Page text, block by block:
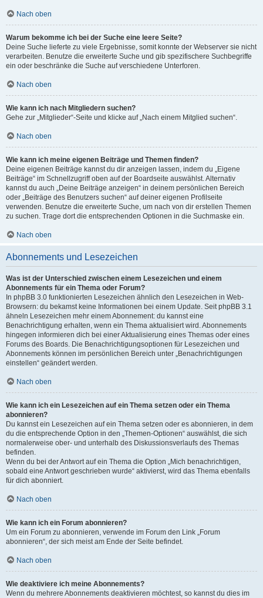
Nach oben
Warum bekomme ich bei der Suche eine leere Seite?
Deine Suche lieferte zu viele Ergebnisse, somit konnte der Webserver sie nicht
verarbeiten. Benutze die erweiterte Suche und gib spezifischere Suchbegriffe
ein oder beschränke die Suche auf verschiedene Unterforen.
Nach oben
Wie kann ich nach Mitgliedern suchen?
Gehe zur „Mitglieder“-Seite und klicke auf „Nach einem Mitglied suchen“.
Nach oben
Wie kann ich meine eigenen Beiträge und Themen finden?
Deine eigenen Beiträge kannst du dir anzeigen lassen, indem du „Eigene
Beiträge“ im Schnellzugriff oben auf der Boardseite auswählst. Alternativ
kannst du auch „Deine Beiträge anzeigen“ in deinem persönlichen Bereich
oder „Beiträge des Benutzers suchen“ auf deiner eigenen Profilseite
verwenden. Benutze die erweiterte Suche, um nach von dir erstellen Themen
zu suchen. Trage dort die entsprechenden Optionen in die Suchmaske ein.
Nach oben
Abonnements und Lesezeichen
Was ist der Unterschied zwischen einem Lesezeichen und einem
Abonnements für ein Thema oder Forum?
In phpBB 3.0 funktionierten Lesezeichen ähnlich den Lesezeichen in Web-
Browsern: du bekamst keine Informationen bei einem Update. Seit phpBB 3.1
ähneln Lesezeichen mehr einem Abonnement: du kannst eine
Benachrichtigung erhalten, wenn ein Thema aktualisiert wird. Abonnements
hingegen informieren dich bei einer Aktualisierung eines Themas oder eines
Forums des Boards. Die Benachrichtigungsoptionen für Lesezeichen und
Abonnements können im persönlichen Bereich unter „Benachrichtigungen
einstellen“ geändert werden.
Nach oben
Wie kann ich ein Lesezeichen auf ein Thema setzen oder ein Thema
abonnieren?
Du kannst ein Lesezeichen auf ein Thema setzen oder es abonnieren, in dem
du die entsprechende Option in den „Themen-Optionen“ auswählst, die sich
normalerweise ober- und unterhalb des Diskussionsverlaufs des Themas
befinden.
Wenn du bei der Antwort auf ein Thema die Option „Mich benachrichtigen,
sobald eine Antwort geschrieben wurde“ aktivierst, wird das Thema ebenfalls
für dich abonniert.
Nach oben
Wie kann ich ein Forum abonnieren?
Um ein Forum zu abonnieren, verwende im Forum den Link „Forum
abonnieren“, der sich meist am Ende der Seite befindet.
Nach oben
Wie deaktiviere ich meine Abonnements?
Wenn du mehrere Abonnements deaktivieren möchtest, so kannst du dies im